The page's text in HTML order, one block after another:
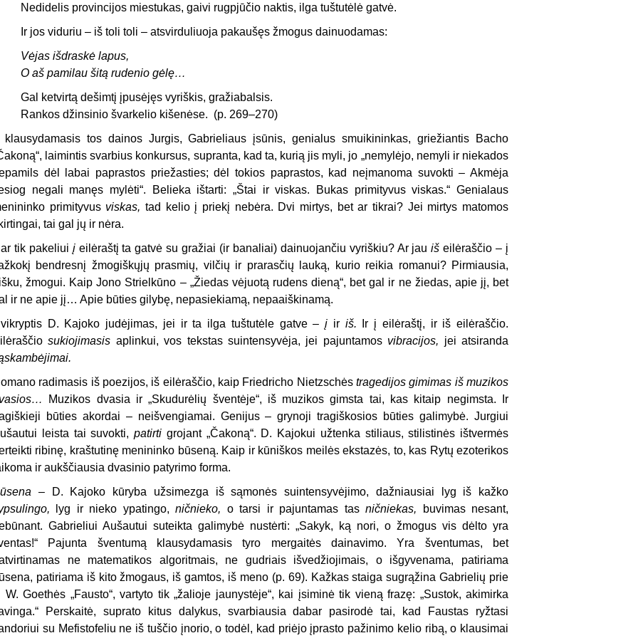
Nedidelis provincijos miestukas, gaivi rugpjūčio naktis, ilga tuštutėlė gatvė.
Ir jos viduriu – iš toli toli – atsvirduliuoja pakaušęs žmogus dainuodamas:
Vėjas išdraskė lapus,
O aš pamilau šitą rudenio gėlę…
Gal ketvirtą dešimtį įpusėjęs vyriškis, gražiabalsis.
Rankos džinsinio švarkelio kišenėse. (p. 269–270)
klausydamasis tos dainos Jurgis, Gabrieliaus įsūnis, genialus smuikininkas, griežiantis Bacho
laimintis svarbius konkursus, supranta, kad ta, kurią jis myli, jo „nemylėjo, nemyli ir niekados
dėl labai paprastos priežasties; dėl tokios paprastos, kad neįmanoma suvokti – Akmėja
negali manęs mylėti“. Belieka ištarti: „Štai ir viskas. Bukas primityvus viskas.“ Genialaus
primityvus viskas,tad kelio į priekį nebėra. Dvi mirtys, bet ar tikrai? Jei mirtys matomos
tai gal jų ir nėra.
tik pakeliui įeilėraštį ta gatvė su gražiai (ir banaliai) dainuojančiu vyriškiu? Ar jauiš eilėraščio – į
bendresnį žmogiškųjų prasmių, vilčių ir prarasčių lauką, kurio reikia romanui? Pirmiausia,
žmogui. Kaip Jono Strielkūno – „Žiedas vėjuotą rudens dieną“, bet gal ir ne žiedas, apie jį, bet
ir ne apie jį… Apie būties gilybę, nepasiekiamą, nepaaiškinamą.
D. Kajoko judėjimas, jei ir ta ilga tuštutėle gatve –į ir iš.
Ir į eilėraštį, ir iš eilėraščio.
sukiojimasis aplinkui, vos tekstas suintensyvėja, jei pajuntamos vibracijos, jei atsiranda
radimasis iš poezijos, iš eilėraščio, kaip Friedricho Nietzschės tragedijos gimimas iš muzikos
Muzikos dvasia ir „Skudurėlių šventėje“, iš muzikos gimsta tai, kas kitaip negimsta. Ir
būties akordai – neišvengiamai. Genijus – grynoji tragiškosios būties galimybė. Jurgiui
leista tai suvokti, patirti grojant „Čakoną“. D. Kajokui užtenka stiliaus, stilistinės ištvermės
ribinę, kraštutinę menininko būseną. Kaip ir kūniškos meilės ekstazės, to, kas Rytų ezoterikos
ir aukščiausia dvasinio patyrimo forma.
– D. Kajoko kūryba užsimezga iš sąmonės suintensyvėjimo, dažniausiai lyg iš kažko
lyg ir nieko ypatingo,ničnieko, o tarsi ir pajuntamas tasničniekas,
buvimas nesant,
Gabrieliui Aušautui suteikta galimybė nustėrti: „Sakyk, ką nori, o žmogus vis dėlto yra
Pajunta šventumą klausydamasis tyro mergaitės dainavimo. Yra šventumas, bet
ne matematikos algoritmais, ne gudriais išvedžiojimais, o išgyvenama, patiriama
patiriama iš kito žmogaus, iš gamtos, iš meno (p. 69). Kažkas staiga sugrąžina Gabrielių prie
W. Goethės „Fausto“, vartyto tik „žalioje jaunystėje“, kai įsiminė tik vieną frazę: „Sustok, akimirka
Perskaitė, suprato kitus dalykus, svarbiausia dabar pasirodė tai, kad Faustas ryžtasi
su Mefistofeliu ne iš tuščio įnorio, o todėl, kad priėjo įprasto pažinimo kelio ribą, o klausimai